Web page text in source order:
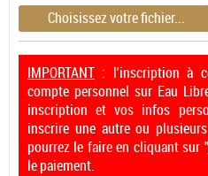
Choisissez votre fichier...
IMPORTANT : l'inscription à
compte personnel sur Eau
inscription et vos infos
inscrire une autre ou
pourrez le faire en cliquant sur "
le paiement.